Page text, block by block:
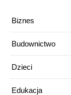
Biznes
Budownictwo
Dzieci
Edukacja